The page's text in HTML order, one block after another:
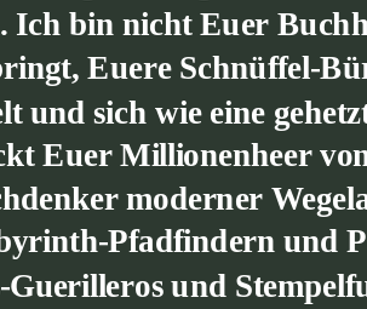
bin nicht Euer
Euere Schnüffel-
und sich wie eine
Euer Millionenheer
moderner
Pfadfindern und
und